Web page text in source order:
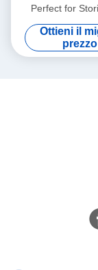
Perfect for
Shipping Various
Ottieni il
prezzo